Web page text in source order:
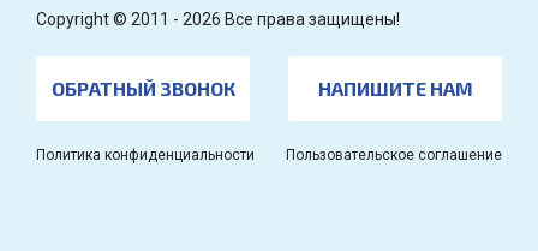
Copyright © 2011 - 2026 Все права защищены!
ОБРАТНЫЙ ЗВОНОК НАПИШИТЕ НАМ
Политика конфиденциальности Пользовательское соглашение